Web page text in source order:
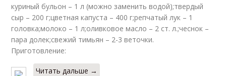
куриный бульон – 1 л (можно заменить водой);твердый
сыр – 200 г;цветная капуста – 400 г;репчатый лук – 1
головка;молоко – 1 л;оливковое масло – 2 ст. л.;чеснок –
пара долек;свежий тимьян – 2-3 веточки.
Приготовление:
Читать дальше →